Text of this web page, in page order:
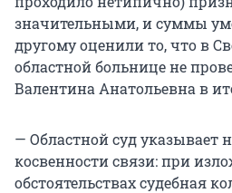
значительными, и суммы
другому оценили то, что в
областной больнице не
Валентина Анатольевна в
— Областной суд указывает
косвенности связи: при
обстоятельствах судебная